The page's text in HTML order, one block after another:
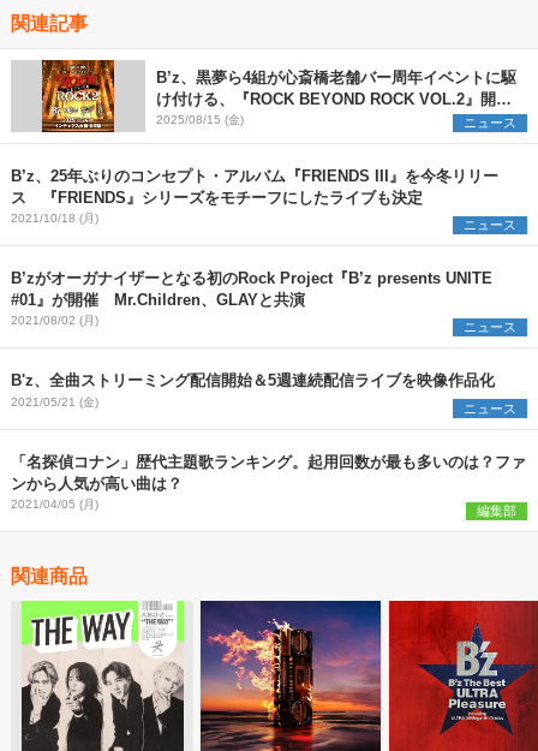
関連記事
B’z、黒夢ら4組が心斎橋老舗バー周年イベントに駆
け付ける、『ROCK BEYOND ROCK VOL.2』開催
決定
2025/08/15 (金) ニュース
B’z、25年ぶりのコンセプト・アルバム『FRIENDS III』を今冬リリー
ス 『FRIENDS』シリーズをモチーフにしたライブも決定
2021/10/18 (月) ニュース
B’zがオーガナイザーとなる初のRock Project『B’z presents UNITE
#01』が開催 Mr.Children、GLAYと共演
2021/08/02 (月) ニュース
B'z、全曲ストリーミング配信開始＆5週連続配信ライブを映像作品化
2021/05/21 (金) ニュース
「名探偵コナン」歴代主題歌ランキング。起用回数が最も多いのは？ファ
ンから人気が高い曲は？
2021/04/05 (月) 編集部
関連商品